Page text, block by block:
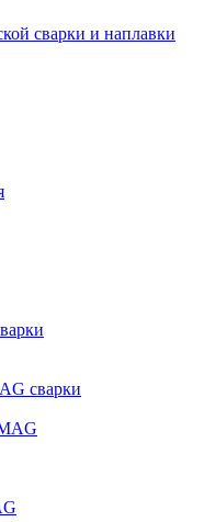
сварки и наплавки
сварки